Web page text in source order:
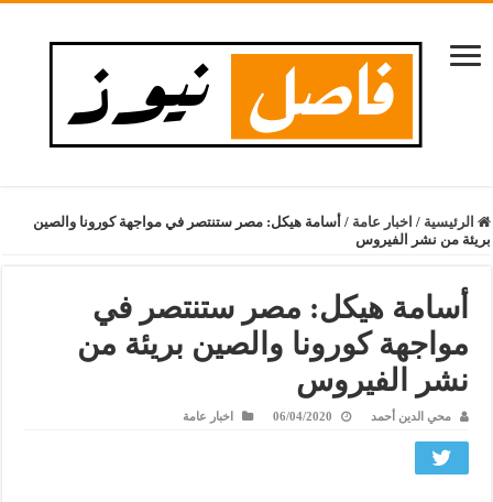
الرئيسية / اخبار عامة / أسامة هيكل: مصر ستنتصر في مواجهة كورونا والصين
بريئة من نشر الفيروس
أسامة هيكل: مصر ستنتصر في
مواجهة كورونا والصين بريئة من
نشر الفيروس
محي الدين أحمد 06/04/2020 اخبار عامة